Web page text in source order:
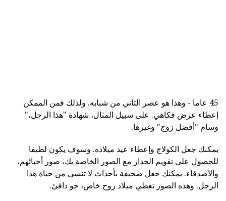
45 عاما - وهذا هو عصر الثاني من شبابه. ولذلك فمن الممكن
إعطاء عرض فكاهي. على سبيل المثال، شهادة "هذا الرجل،"
وسام "أفضل زوج" وغيرها.
يمكنك جعل الكولاج وإعطاء عيد ميلاده. وسوف يكون لطيفا
للحصول على تقويم الجدار مع الصور الخاصة بك، صور أحبائهم،
والأصدقاء. يمكنك جعل صحيفة بأحداث لا تنسى من حياة هذا
الرجل. وهذه الصور تعطي ميلاد روح خاص، جو دافئ.